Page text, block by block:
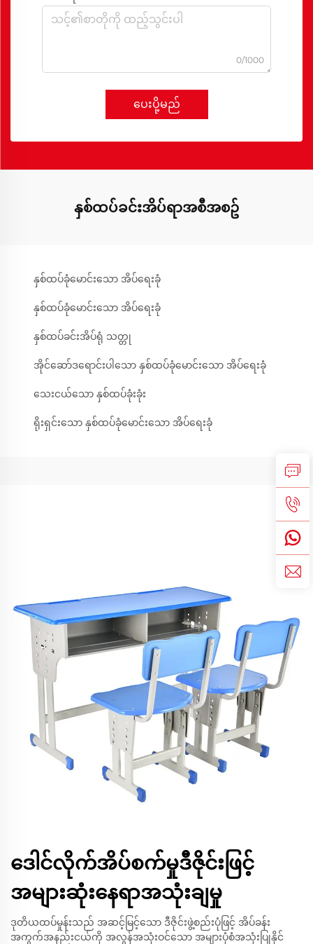
0/1000
ပေးပို့မည်
နှစ်ထပ်ခင်းအိပ်ရာအစီအစဥ်
နှစ်ထပ်ခုံမောင်းသော အိပ်ရေးခုံ
နှစ်ထပ်ခုံမောင်းသော အိပ်ရေးခုံ
နှစ်ထပ်ခင်းအိပ်ရုံ သတ္တု
အိုင်ဆော်ဒရောင်းပါသော နှစ်ထပ်ခုံမောင်းသော အိပ်ရေးခုံ
သေးငယ်သော နှစ်ထပ်ခုံးခုံး
ရိုးရှင်းသော နှစ်ထပ်ခုံမောင်းသော အိပ်ရေးခုံ
ဒေါင်လိုက်အိပ်စက်မှုဒီဇိုင်းဖြင့်
အများဆုံးနေရာအသုံးချမှု
ဒုတိယထပ်မှုန်းသည် အဆင့်မြင့်သော ဒီဇိုင်းဖွဲ့စည်းပုံဖြင့် အိပ်ခန်း
အကွက်အနည်းငယ်ကို အလွန်အသုံးဝင်သော အများပုံစံအသုံးပြုနိုင်